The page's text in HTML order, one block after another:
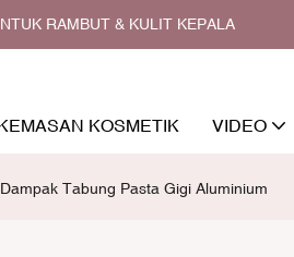
RAMBUT & KULIT KEPALA
KOSMETIK VIDEO
Tabung Pasta Gigi Aluminium